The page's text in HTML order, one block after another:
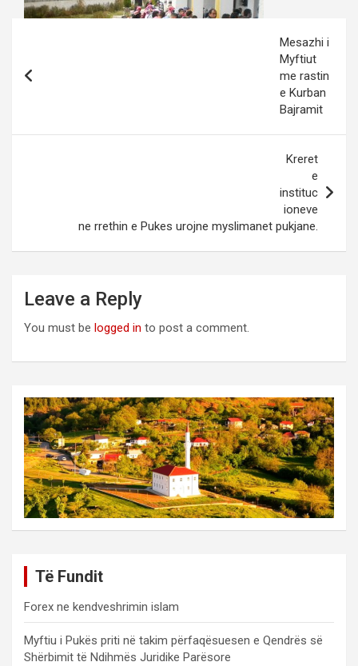
Mesazhi i
Myftiut
me rastin
e Kurban
Bajramit
Kreret
e
instituc
ioneve
ne rrethin e Pukes urojne myslimanet pukjane.
Leave a Reply
You must be logged in to post a comment.
Të Fundit
Forex ne kendveshrimin islam
Myftiu i Pukës priti në takim përfaqësuesen e Qendrës së
Shërbimit të Ndihmës Juridike Parësore